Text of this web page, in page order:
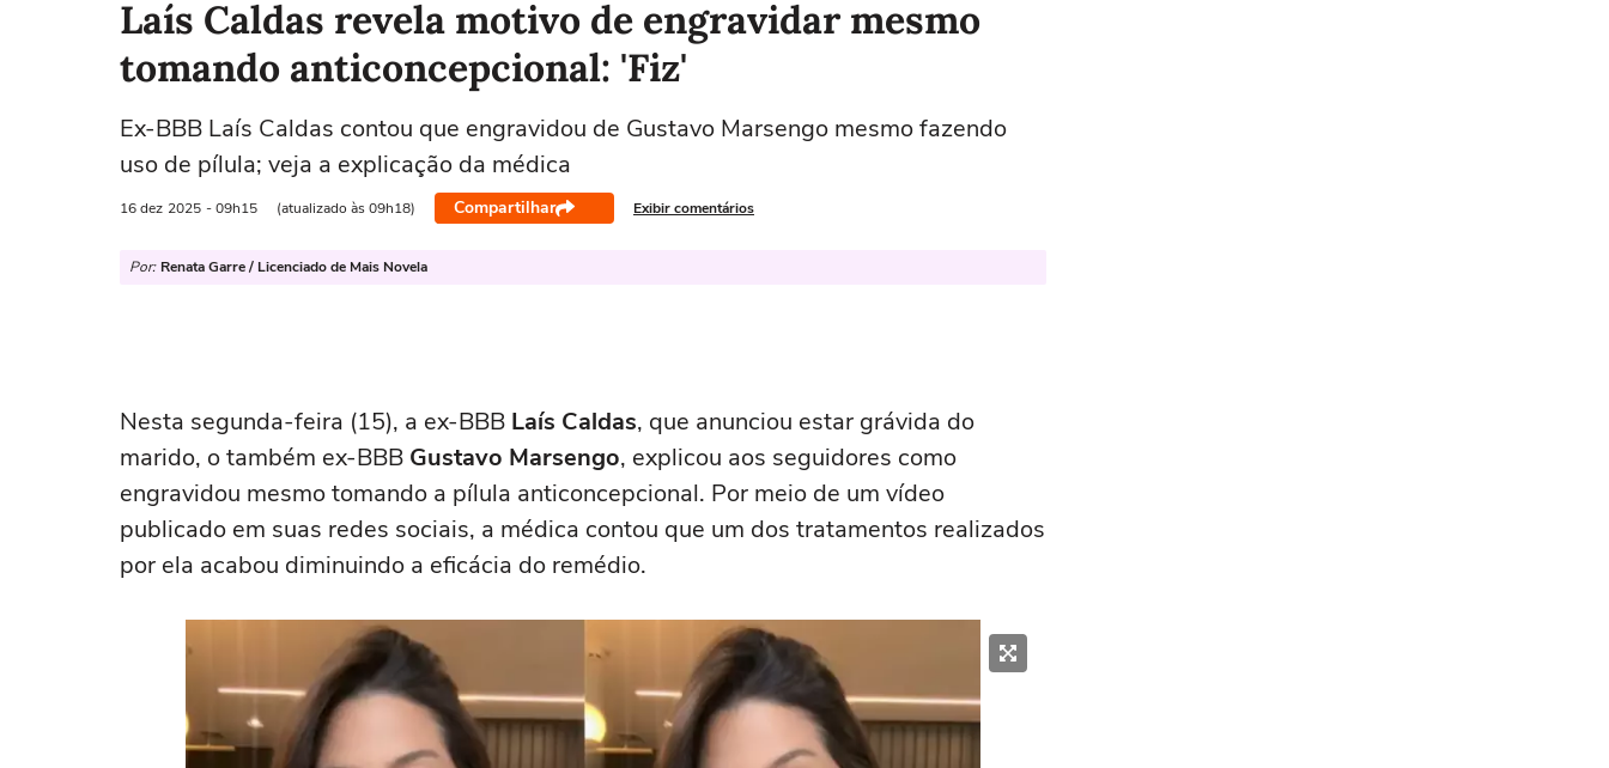
Laís Caldas revela motivo de engravidar mesmo
tomando anticoncepcional: 'Fiz'
Ex-BBB Laís Caldas contou que engravidou de Gustavo Marsengo mesmo fazendo
uso de pílula; veja a explicação da médica
16 dez 2025 - 09h15 (atualizado às 09h18) Compartilhar Exibir comentários
Por: Renata Garre / Licenciado de Mais Novela
Nesta segunda-feira (15), a ex-BBB Laís Caldas, que anunciou estar grávida do
marido, o também ex-BBB Gustavo Marsengo, explicou aos seguidores como
engravidou mesmo tomando a pílula anticoncepcional. Por meio de um vídeo
publicado em suas redes sociais, a médica contou que um dos tratamentos realizados
por ela acabou diminuindo a eficácia do remédio.